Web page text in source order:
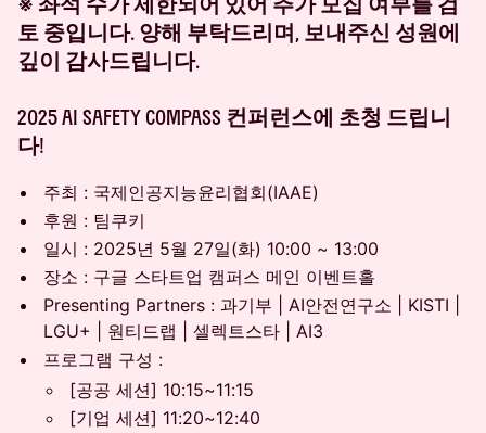
※ 좌석 수가 제한되어 있어 추가 모집 여부를 검
토 중입니다. 양해 부탁드리며, 보내주신 성원에
깊이 감사드립니다.
2025 AI Safety Compass 컨퍼런스에 초청 드립니
다!
주최 : 국제인공지능윤리협회(IAAE)
후원 : 팀쿠키
일시 : 2025년 5월 27일(화) 10:00 ~ 13:00
장소 : 구글 스타트업 캠퍼스 메인 이벤트홀
Presenting Partners : 과기부 | AI안전연구소 | KISTI |
LGU+ | 원티드랩 | 셀렉트스타 | AI3
프로그램 구성 :
[공공 세션] 10:15~11:15
[기업 세션] 11:20~12:40